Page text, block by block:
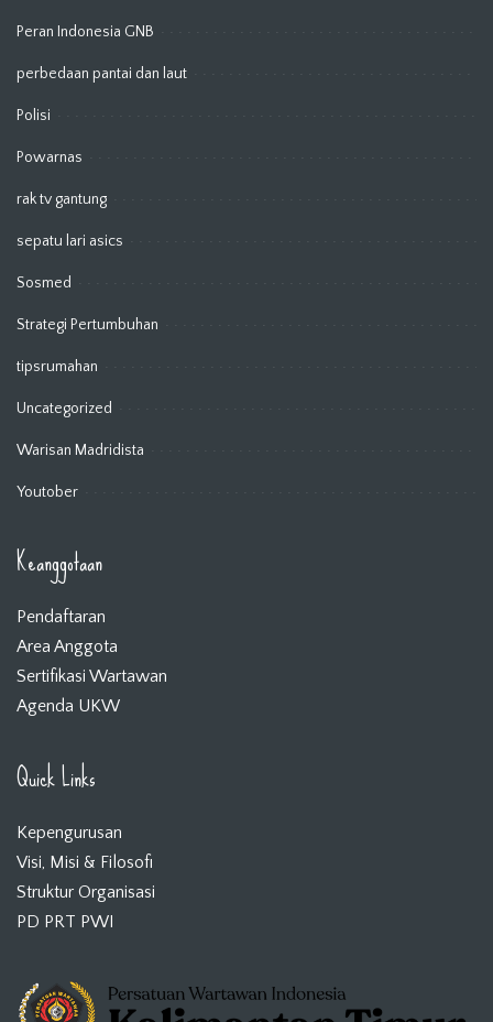
Peran Indonesia GNB
perbedaan pantai dan laut
Polisi
Powarnas
rak tv gantung
sepatu lari asics
Sosmed
Strategi Pertumbuhan
tipsrumahan
Uncategorized
Warisan Madridista
Youtober
Keanggotaan
Pendaftaran
Area Anggota
Sertifikasi Wartawan
Agenda UKW
Quick Links
Kepengurusan
Visi, Misi & Filosofi
Struktur Organisasi
PD PRT PWI